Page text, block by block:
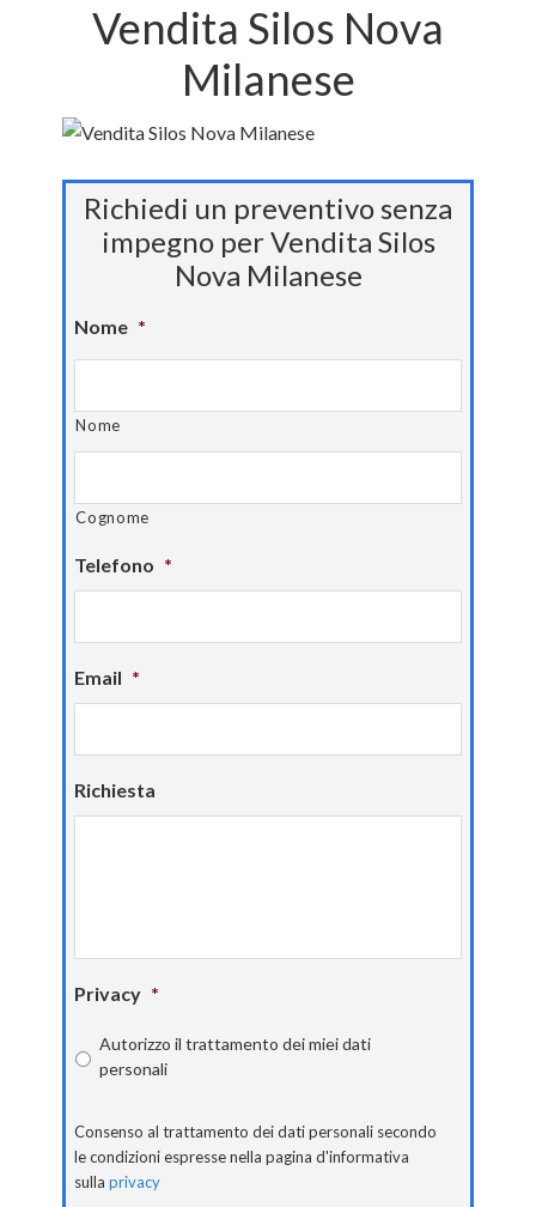
Vendita Silos Nova
Milanese
Richiedi un preventivo senza
impegno per Vendita Silos
Nova Milanese
Nome *
Nome
Cognome
Telefono *
Email *
Richiesta
Privacy *
Autorizzo il trattamento dei miei dati
personali
Consenso al trattamento dei dati personali secondo
le condizioni espresse nella pagina d'informativa
sullaprivacy